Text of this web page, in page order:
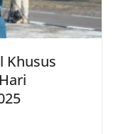
Khusus